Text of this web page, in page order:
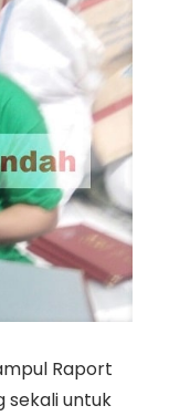
Raport
sekali untuk